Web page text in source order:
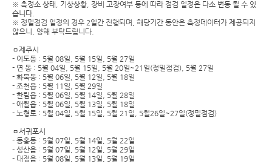
※ 측정소 상태, 기상상황, 장비 고장여부 등에 따라 점검 일정은 다소 변동 될 수 있
습니다.
※ 정밀점검 일정의 경우 2일간 진행되며, 해당기간 동안은 측정데이터가 제공되지
않으니, 양해 부탁드립니다.
ㅁ제주시
- 이도동 : 5월 08일, 5월 15일, 5월 27일
- 연 동 : 5월 04일, 5월 15일, 5월 20일~21일(정밀점검), 5월 27일
- 화북동 : 5월 06일, 5월 12일, 5월 18일
- 조천읍 : 5월 11일, 5월 29일
- 한림읍 : 5월 06일, 5월 14일, 5월 28일
- 애월읍 : 5월 06일, 5월 13일, 5월 18일
- 노형로 : 5월 04일, 5월 15일, 5월 21일, 5월26일~27일(정밀점검)
ㅁ서귀포시
- 동홍동 : 5월 07일, 5월 14일, 5월 22일
- 성산읍 : 5월 07일, 5월 12일, 5월 29일
- 대정읍 : 5월 08일, 5월 13일, 5월 19일